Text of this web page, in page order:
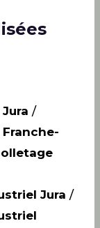
/
Jura /